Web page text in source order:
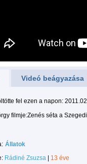
Videó beágyazása
fel ezen a napon:
filmje:Zenés séta a
Állatok
Rádiné Zsuzsa
13 éve